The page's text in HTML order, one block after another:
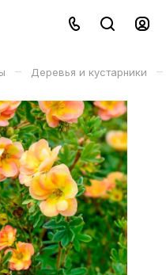
– Деревья и кустарники –